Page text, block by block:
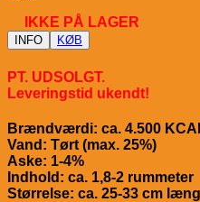
IKKE PÅ LAGER
INFO KØB
PT. UDSOLGT.
Leveringstid ukendt!
Brændværdi: ca. 4.500
Vand: Tørt (max. 25%)
Aske: 1-4%
Indhold: ca. 1,8-2 rummeter
Størrelse: ca. 25-33 cm